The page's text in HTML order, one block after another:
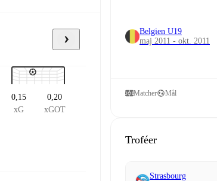
0,15
xG
0,20
xGOT
Belgien U19
maj 2011 - okt. 2011
Matcher Mål
Troféer
Strasbourg